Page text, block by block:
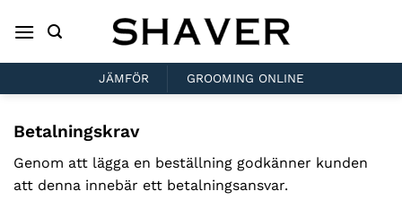
JÄMFÖR GROOMING ONLINE
Betalningskrav
Genom att lägga en beställning godkänner kunden
att denna innebär ett betalningsansvar.